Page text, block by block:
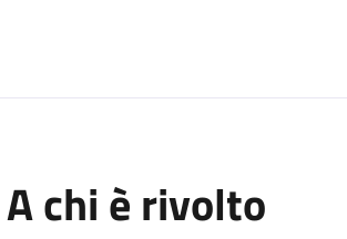
A chi è rivolto